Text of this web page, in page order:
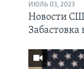
ИЮЛЬ 03, 2023
Новости